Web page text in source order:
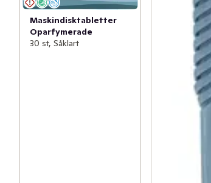
Maskindisktabletter
Oparfymerade
30 st, Såklart